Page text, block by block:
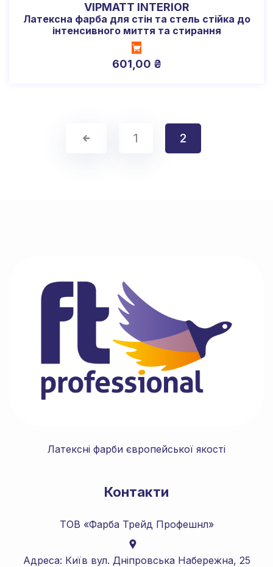
VIPMATT INTERIOR
Латексна фарба для стін та стель стійка до
інтенсивного миття та стирання
601,00 ₴
1 2
Латексні фарби європейської якості
Контакти
ТОВ «Фарба Трейд Профешнл»
Адреса: Київ вул. Дніпровська Набережна, 25